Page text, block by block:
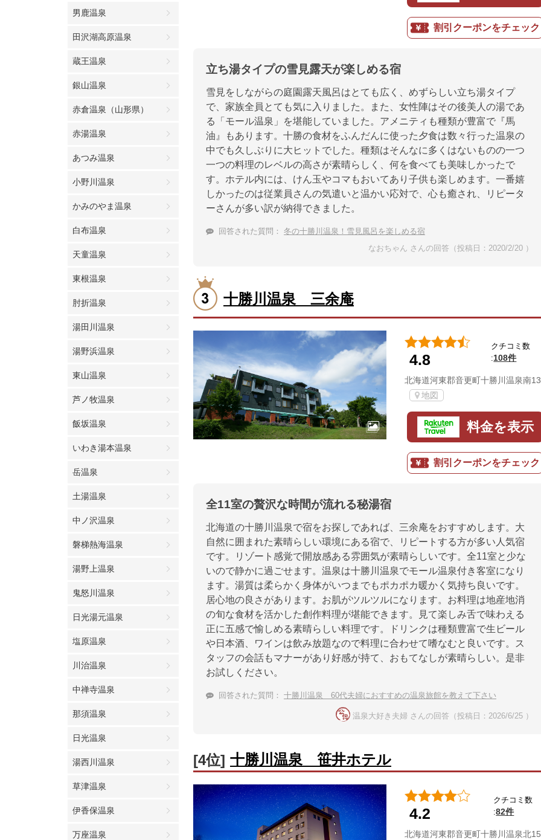
男鹿温泉
田沢湖高原温泉
蔵王温泉
銀山温泉
赤倉温泉（山形県）
赤湯温泉
あつみ温泉
小野川温泉
かみのやま温泉
白布温泉
天童温泉
東根温泉
肘折温泉
湯田川温泉
湯野浜温泉
東山温泉
芦ノ牧温泉
飯坂温泉
いわき湯本温泉
岳温泉
土湯温泉
中ノ沢温泉
磐梯熱海温泉
湯野上温泉
鬼怒川温泉
日光湯元温泉
塩原温泉
川治温泉
中禅寺温泉
那須温泉
日光温泉
湯西川温泉
草津温泉
伊香保温泉
万座温泉
割引クーポンをチェック
立ち湯タイプの雪見露天が楽しめる宿
雪見をしながらの庭園露天風呂はとても広く、めずらしい立ち湯タイプ
で、家族全員とても気に入りました。また、女性陣はその後美人の湯であ
る「モール温泉」を堪能していました。アメニティも種類が豊富で『馬
油』もあります。十勝の食材をふんだんに使った夕食は数々行った温泉の
中でも久しぶりに大ヒットでした。種類はそんなに多くはないものの一つ
一つの料理のレベルの高さが素晴らしく、何を食べても美味しかったで
す。ホテル内には、けん玉やコマもおいてあり子供も楽しめます。一番嬉
しかったのは従業員さんの気遣いと温かい応対で、心も癒され、リピータ
ーさんが多い訳が納得できました。
回答された質問： 冬の十勝川温泉！雪見風呂を楽しめる宿
なおちゃん さんの回答（投稿日：2020/2/20 ）
十勝川温泉 三余庵
4.8
クチコミ数
:108件
北海道河東郡音更町十勝川温泉南13
地図
料金を表示
割引クーポンをチェック
全11室の贅沢な時間が流れる秘湯宿
北海道の十勝川温泉で宿をお探しであれば、三余庵をおすすめします。大
自然に囲まれた素晴らしい環境にある宿で、リピートする方が多い人気宿
です。リゾート感覚で開放感ある雰囲気が素晴らしいです。全11室と少な
いので静かに過ごせます。温泉は十勝川温泉でモール温泉付き客室になり
ます。湯質は柔らかく身体がいつまでもポカポカ暖かく気持ち良いです。
居心地の良さがあります。お肌がツルツルになります。お料理は地産地消
の旬な食材を活かした創作料理が堪能できます。見て楽しみ舌で味わえる
正に五感で愉しめる素晴らしい料理です。ドリンクは種類豊富で生ビール
や日本酒、ワインは飲み放題なので料理に合わせて嗜なむと良いです。ス
タッフの会話もマナーがあり好感が持て、おもてなしが素晴らしい。是非
お試しください。
回答された質問： 十勝川温泉 60代夫婦におすすめの温泉旅館を教えて下さい
温泉大好き夫婦 さんの回答（投稿日：2026/6/25 ）
[4位] 十勝川温泉 笹井ホテル
4.2
クチコミ数
:82件
北海道河東郡音更町十勝川温泉北